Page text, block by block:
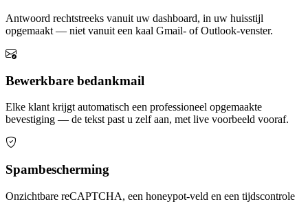
Antwoord rechtstreeks vanuit uw dashboard, in uw huisstijl
opgemaakt — niet vanuit een kaal Gmail- of Outlook-venster.
Bewerkbare bedankmail
Elke klant krijgt automatisch een professioneel opgemaakte
bevestiging — de tekst past u zelf aan, met live voorbeeld vooraf.
Spambescherming
Onzichtbare reCAPTCHA, een honeypot-veld en een tijdscontrole